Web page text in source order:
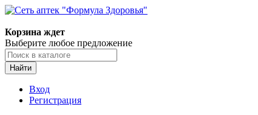
Корзина ждет
Выберите любое предложение
Найти
Вход
Регистрация